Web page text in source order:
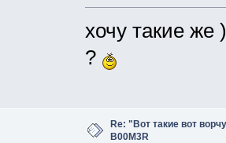
хочу такие
?
Re: "Вот такие вот
B00M3R